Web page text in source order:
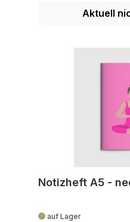
Aktuell
Notizheft A5 -
auf Lager